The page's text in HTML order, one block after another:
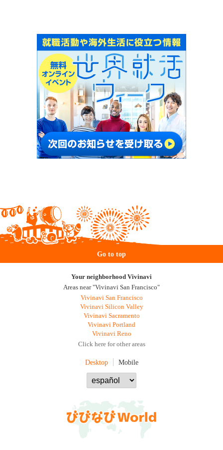
Go to top
Your neighborhood Vivinavi
Areas near "Vivinavi San Francisco"
Vivinavi San Francisco
Vivinavi Silicon Valley
Vivinavi Sacramento
Vivinavi Portland
Vivinavi Reno
Click here for other areas
Desktop Mobile